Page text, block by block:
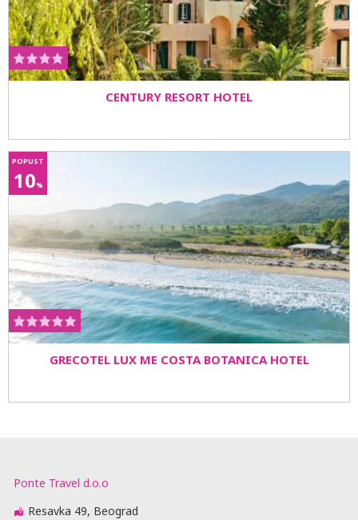
CENTURY RESORT HOTEL
POPUST
10%
GRECOTEL LUX ME COSTA BOTANICA HOTEL
Ponte Travel d.o.o
Resavka 49, Beograd